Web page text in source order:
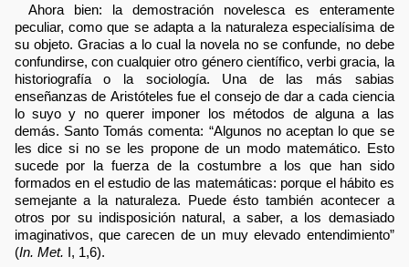
Ahora bien: la demostración novelesca es enteramente
peculiar, como que se adapta a la naturaleza especialísima de
su objeto. Gracias a lo cual la novela no se confunde, no debe
confundirse, con cualquier otro género científico, verbi gracia, la
historiografía o la sociología. Una de las más sabias
enseñanzas de Aristóteles fue el consejo de dar a cada ciencia
lo suyo y no querer imponer los métodos de alguna a las
demás. Santo Tomás comenta: “Algunos no aceptan lo que se
les dice si no se les propone de un modo matemático. Esto
sucede por la fuerza de la costumbre a los que han sido
formados en el estudio de las matemáticas: porque el hábito es
semejante a la naturaleza. Puede ésto también acontecer a
otros por su indisposición natural, a saber, a los demasiado
imaginativos, que carecen de un muy elevado entendimiento”
(In. Met. I, 1,6).